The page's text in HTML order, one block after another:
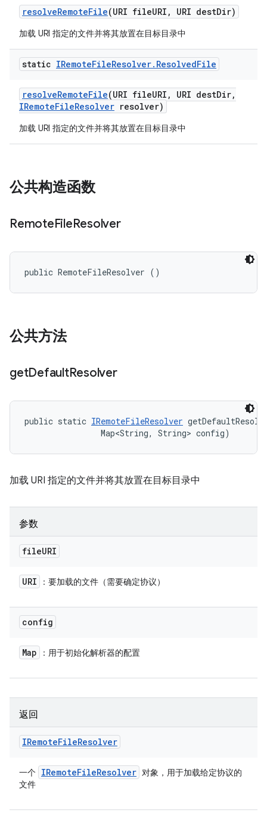
resolveRemoteFile(URI fileURI , URI destDir)
加载 URI 指定的文件并将其放置在目标目录中
static IRemoteFileResolver. ResolvedFile
resolveRemoteFile(URI fileURI , URI destDir,
IRemoteFileResolver resolver)
加载 URI 指定的文件并将其放置在目标目录中
公共构造函数
RemoteFileResolver
public RemoteFileResolver ()
公共方法
getDefaultResolver
public static IRemoteFileResolver
                Map<String, String> config)
加载 URI 指定的文件并将其放置在目标目录中
参数
fileURI
URI ：要加载的文件（需要确定协议）
config
Map ：用于初始化解析器的配置
返回
IRemoteFileResolver
一个 IRemoteFileResolver 对象，用于加载给定协议的
文件